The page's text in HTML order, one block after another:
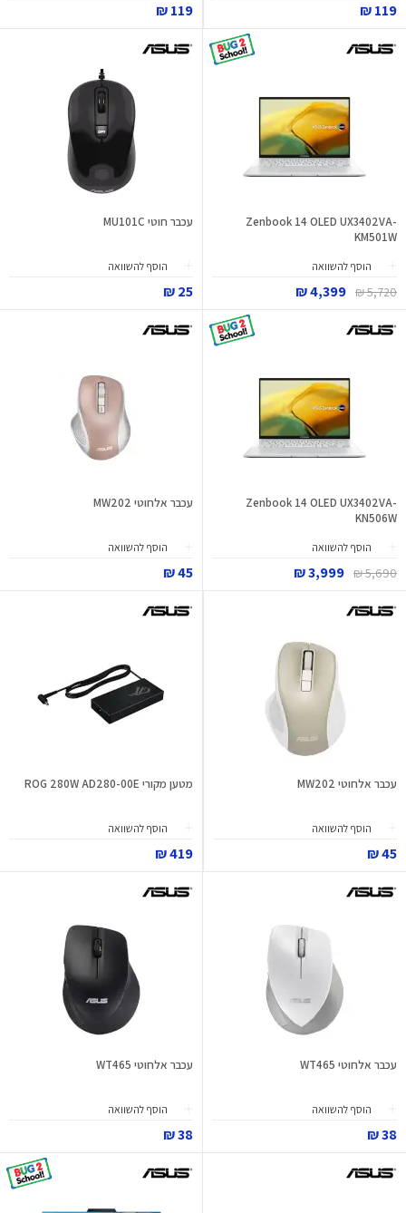
119 ₪
119 ₪
Zenbook 14 OLED UX3402VA-
KM501W
הוסף להשוואה
5,720 ₪
4,399 ₪
עכבר חוטי MU101C
הוסף להשוואה
25 ₪
Zenbook 14 OLED UX3402VA-
KN506W
הוסף להשוואה
5,690 ₪
3,999 ₪
עכבר אלחוטי MW202
הוסף להשוואה
45 ₪
עכבר אלחוטי MW202
הוסף להשוואה
45 ₪
מטען מקורי ROG 280W AD280-00E
הוסף להשוואה
419 ₪
עכבר אלחוטי WT465
הוסף להשוואה
38 ₪
עכבר אלחוטי WT465
הוסף להשוואה
38 ₪